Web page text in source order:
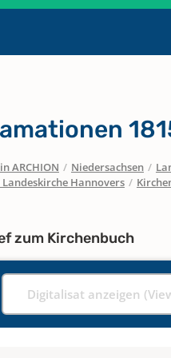
ARCHION / Niedersachsen /
Hannovers /
zum Kirchenbuch
Digitalisat anzeigen